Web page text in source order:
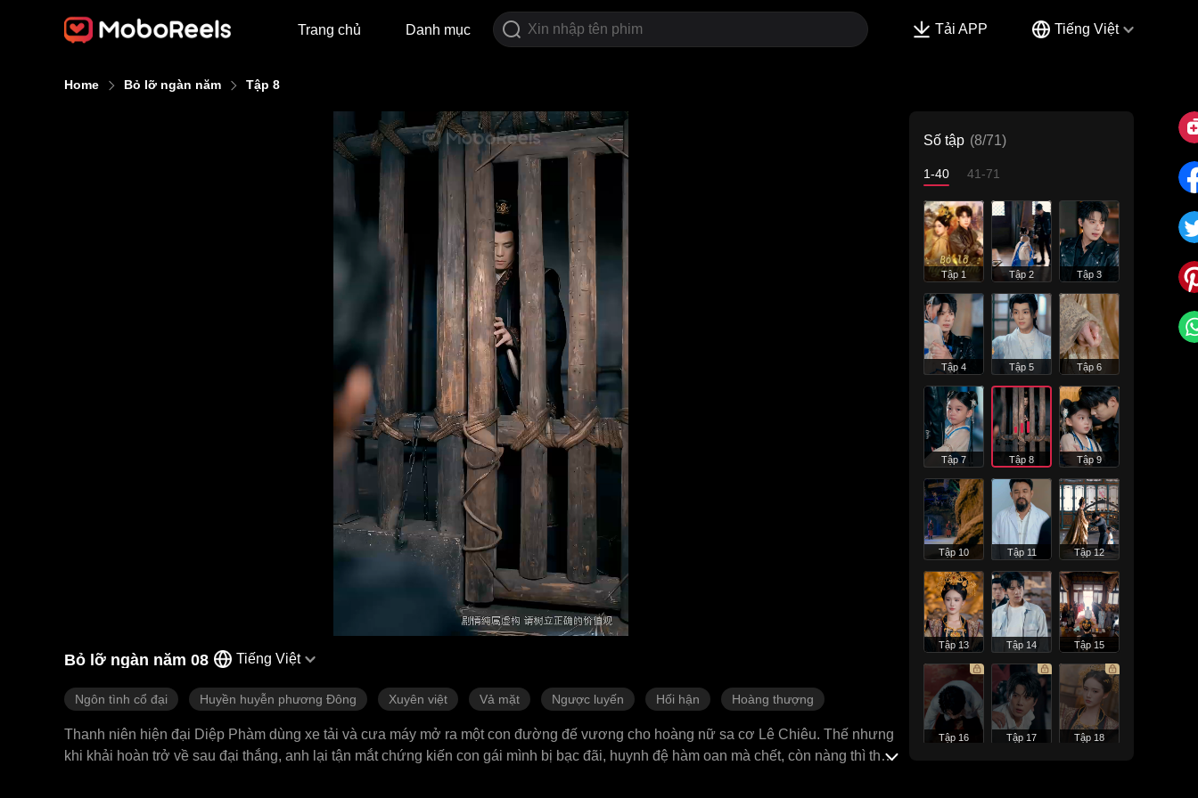
Trang chủ Danh mục Tải APP Tiếng Việt
Home Bỏ lỡ ngàn năm Tập 8
Bỏ lỡ ngàn năm 08 Tiếng Việt
Ngôn tình cổ đại Huyền huyễn phương Đông Xuyên việt Vả mặt Ngược luyến Hối hận Hoàng thượng
Thanh niên hiện đại Diệp Phàm dùng xe tải và cưa máy mở ra một con đường đế vương cho hoàng nữ sa cơ Lê Chiêu. Thế nhưng
khi khải hoàn trở về sau đại thắng, anh lại tận mắt chứng kiến con gái mình bị bạc đãi, huynh đệ hàm oan mà chết, còn nàng thì thân
Số tập (8/71)
1-40 41-71
Tập 1 Tập 2 Tập 3
Tập 4 Tập 5 Tập 6
Tập 7 Tập 8 Tập 9
Tập 10 Tập 11 Tập 12
Tập 13 Tập 14 Tập 15
Tập 16 Tập 17 Tập 18